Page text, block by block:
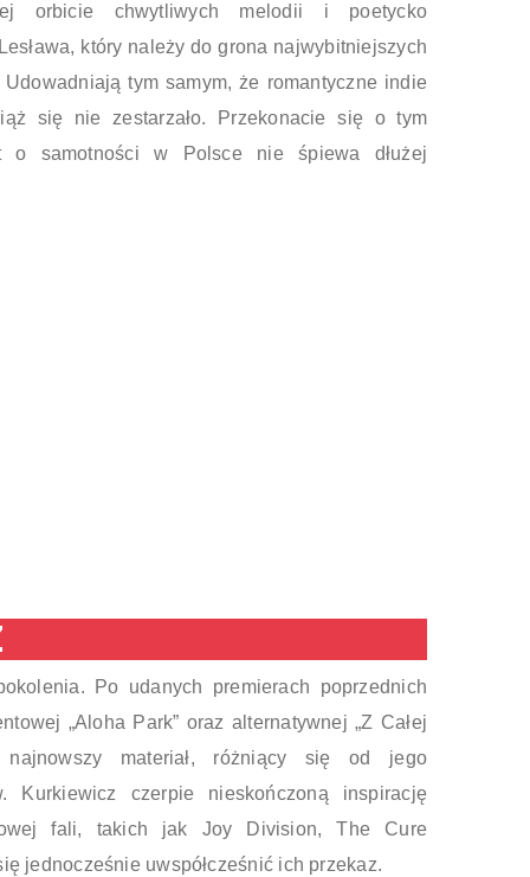
orbicie chwytliwych melodii i poetycko
który należy do grona najwybitniejszych
tym samym, że romantyczne indie
się nie zestarzało. Przekonacie się o tym
o samotności w Polsce nie śpiewa dłużej
Po udanych premierach poprzednich
„Aloha Park” oraz alternatywnej „Z Całej
materiał, różniący się od jego
Kurkiewicz czerpie nieskończoną inspirację
fali, takich jak Joy Division, The Cure
jednocześnie uwspółcześnić ich przekaz.